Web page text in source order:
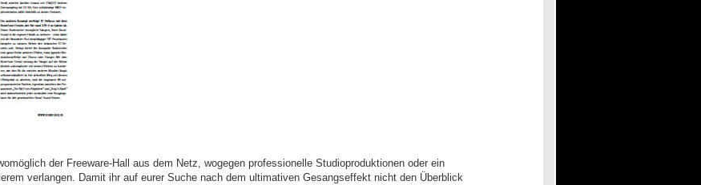
der Freeware-Hall aus dem Netz, wogegen professionelle Studioproduktionen oder ein
verlangen. Damit ihr auf eurer Suche nach dem ultimativen Gesangseffekt nicht den Überblick